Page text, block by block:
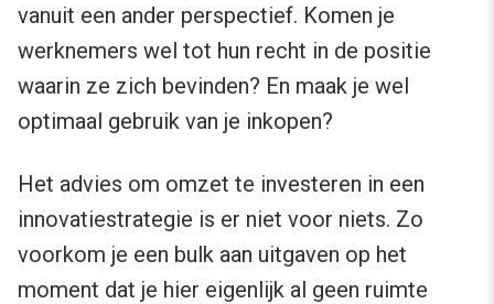
vanuit een ander perspectief. Komen je
werknemers wel tot hun recht in de positie
waarin ze zich bevinden? En maak je wel
optimaal gebruik van je inkopen?
Het advies om omzet te investeren in een
innovatiestrategie is er niet voor niets. Zo
voorkom je een bulk aan uitgaven op het
moment dat je hier eigenlijk al geen ruimte